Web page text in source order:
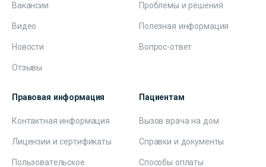
Вакансии
Видео
Новости
Отзывы
Проблемы и решения
Полезная информация
Вопрос-ответ
Правовая информация
Контактная информация
Лицензии и сертификаты
Пользовательское
Пациентам
Вызов врача на дом
Справки и документы
Способы оплаты